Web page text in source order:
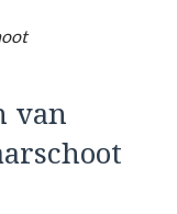
van